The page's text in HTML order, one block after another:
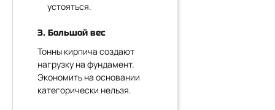
устояться.
3. Большой вес
Тонны кирпича создают
нагрузку на фундамент.
Экономить на основании
категорически нельзя.